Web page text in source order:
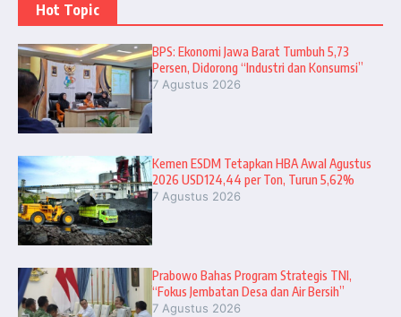
Hot Topic
BPS: Ekonomi Jawa Barat Tumbuh 5,73
Persen, Didorong “Industri dan Konsumsi”
7 Agustus 2026
Kemen ESDM Tetapkan HBA Awal Agustus
2026 USD124,44 per Ton, Turun 5,62%
7 Agustus 2026
Prabowo Bahas Program Strategis TNI,
“Fokus Jembatan Desa dan Air Bersih”
7 Agustus 2026